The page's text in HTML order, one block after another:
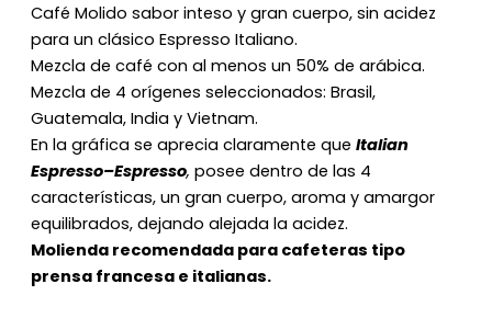
Café Molido sabor inteso y gran cuerpo, sin acidez
para un clásico Espresso Italiano.
Mezcla de café con al menos un 50% de arábica.
Mezcla de 4 orígenes seleccionados: Brasil,
Guatemala, India y Vietnam.
En la gráfica se aprecia claramente que Italian
Espresso–Espresso, posee dentro de las 4
características, un gran cuerpo, aroma y amargor
equilibrados, dejando alejada la acidez.
Molienda recomendada para cafeteras tipo
prensa francesa e italianas.